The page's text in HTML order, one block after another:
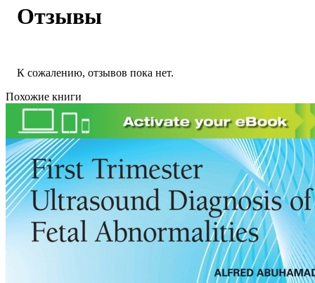
Отзывы
К сожалению, отзывов пока нет.
Похожие книги